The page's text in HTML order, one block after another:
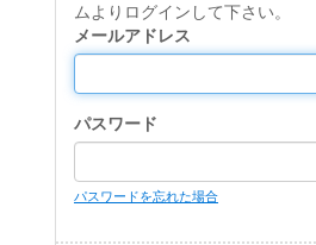
ムよりログインして下さい。
メールアドレス
パスワード
パスワードを忘れた場合